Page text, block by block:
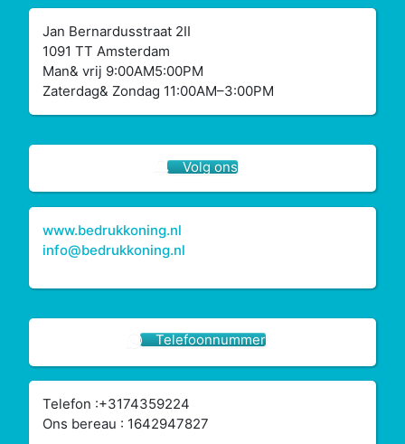
Jan Bernardusstraat 2II
1091 TT Amsterdam
Man& vrij 9:00AM5:00PM
Zaterdag& Zondag 11:00AM–3:00PM
Volg ons
www.bedrukkoning.nl
info@bedrukkoning.nl
Telefoonnummer
Telefon :+3174359224
Ons bereau : 1642947827